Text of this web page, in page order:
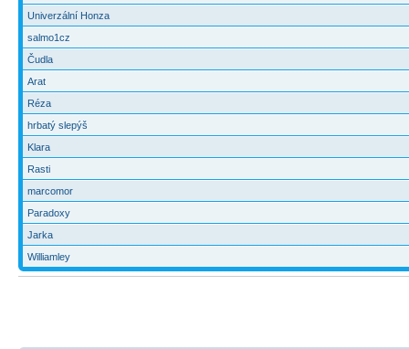
Univerzální Honza
salmo1cz
Čudla
Arat
Réza
hrbatý slepýš
Klara
Rasti
marcomor
Paradoxy
Jarka
Williamley